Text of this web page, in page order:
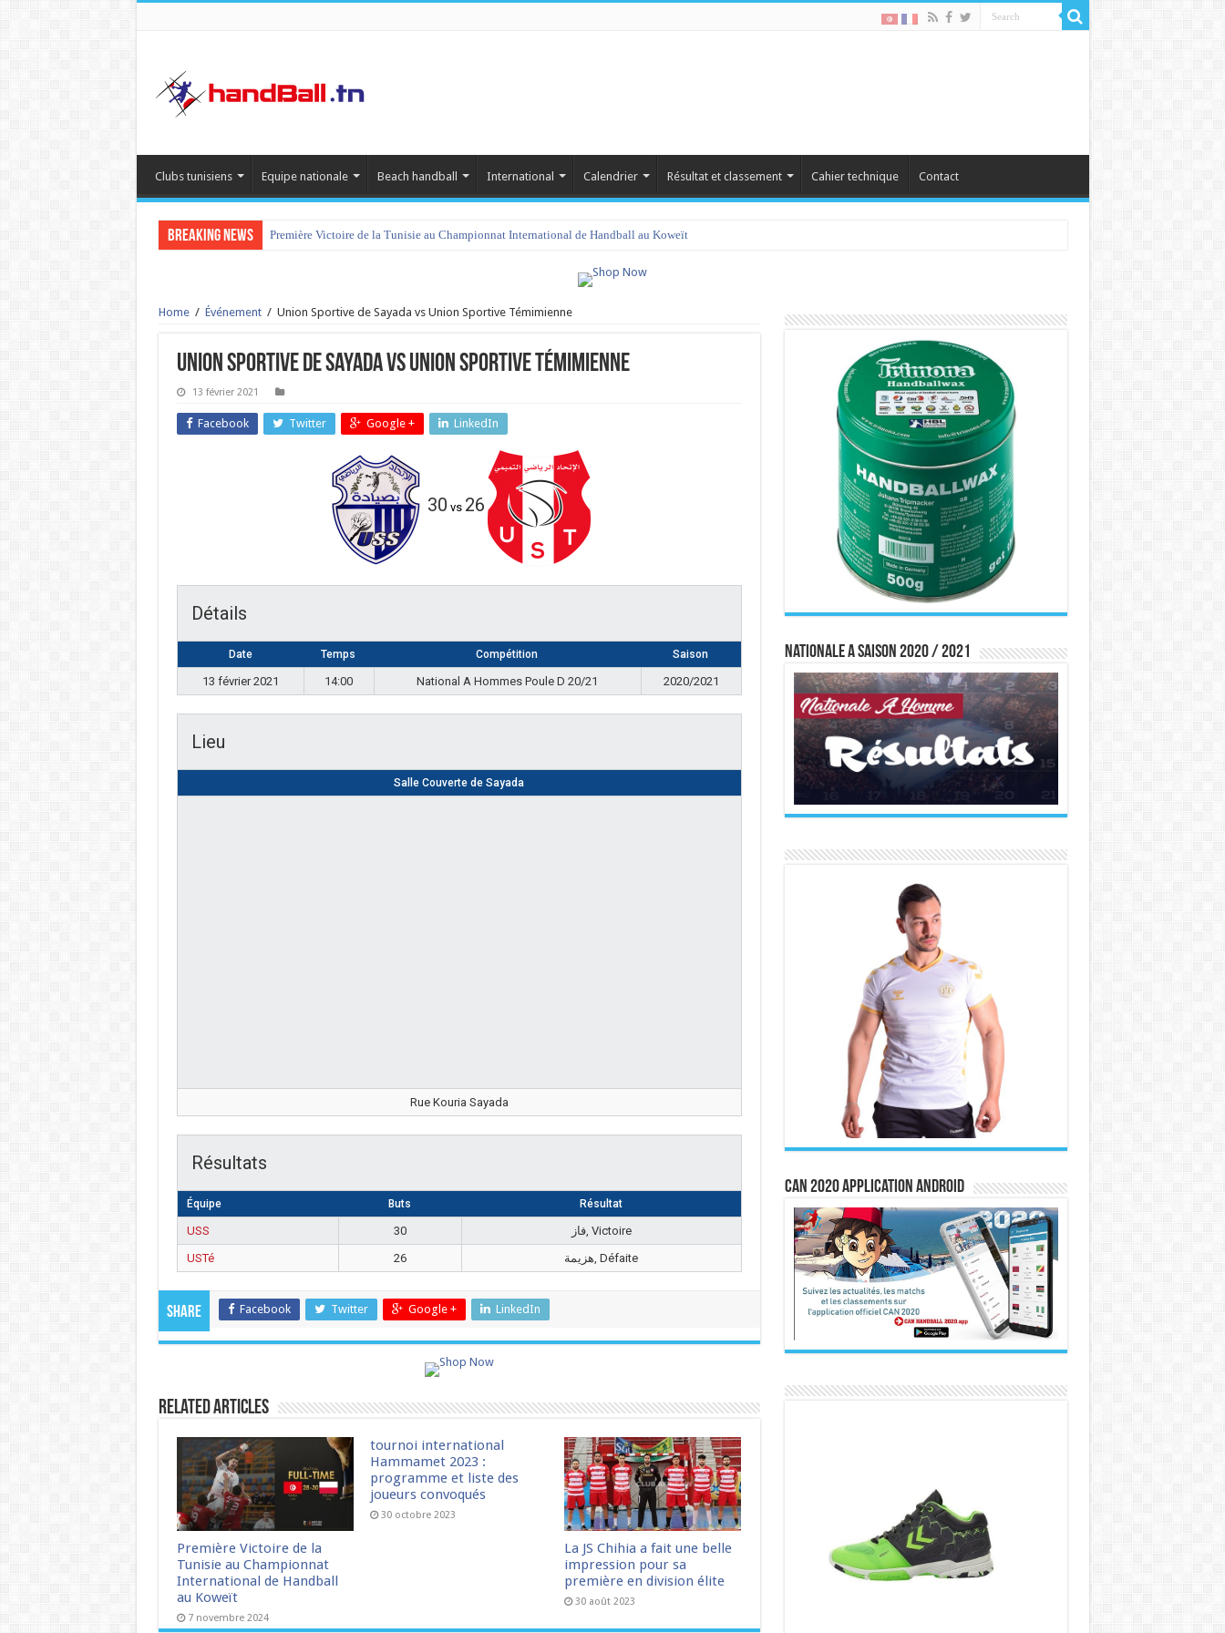
Clubs tunisiens Equipe nationale Beach handball International Calendrier Résultat et classement Cahier technique Contact
Breaking News Première Victoire de la Tunisie au Championnat International de Handball au Koweït
Home / Événement / Union Sportive de Sayada vs Union Sportive Témimienne
Union Sportive de Sayada vs Union Sportive Témimienne
13 février 2021
Facebook Twitter Google + LinkedIn
30 vs 26
Détails
Date Temps Compétition Saison
13 février 2021 14:00 National A Hommes Poule D 20/21 2020/2021
Lieu
Salle Couverte de Sayada
Rue Kouria Sayada
Résultats
Équipe Buts Résultat
USS 30
فاز, Victoire
USTé
26 هزيمة, Défaite
Share Facebook Twitter Google + LinkedIn
Related Articles
Première Victoire de la
Tunisie au Championnat
International de Handball
au Koweït
7 novembre 2024
tournoi international
Hammamet 2023 :
programme et liste des
joueurs convoqués
30 octobre 2023
La JS Chihia a fait une belle
impression pour sa
première en division élite
30 août 2023
Nationale A saison 2020 / 2021
CAN 2020 Application Android